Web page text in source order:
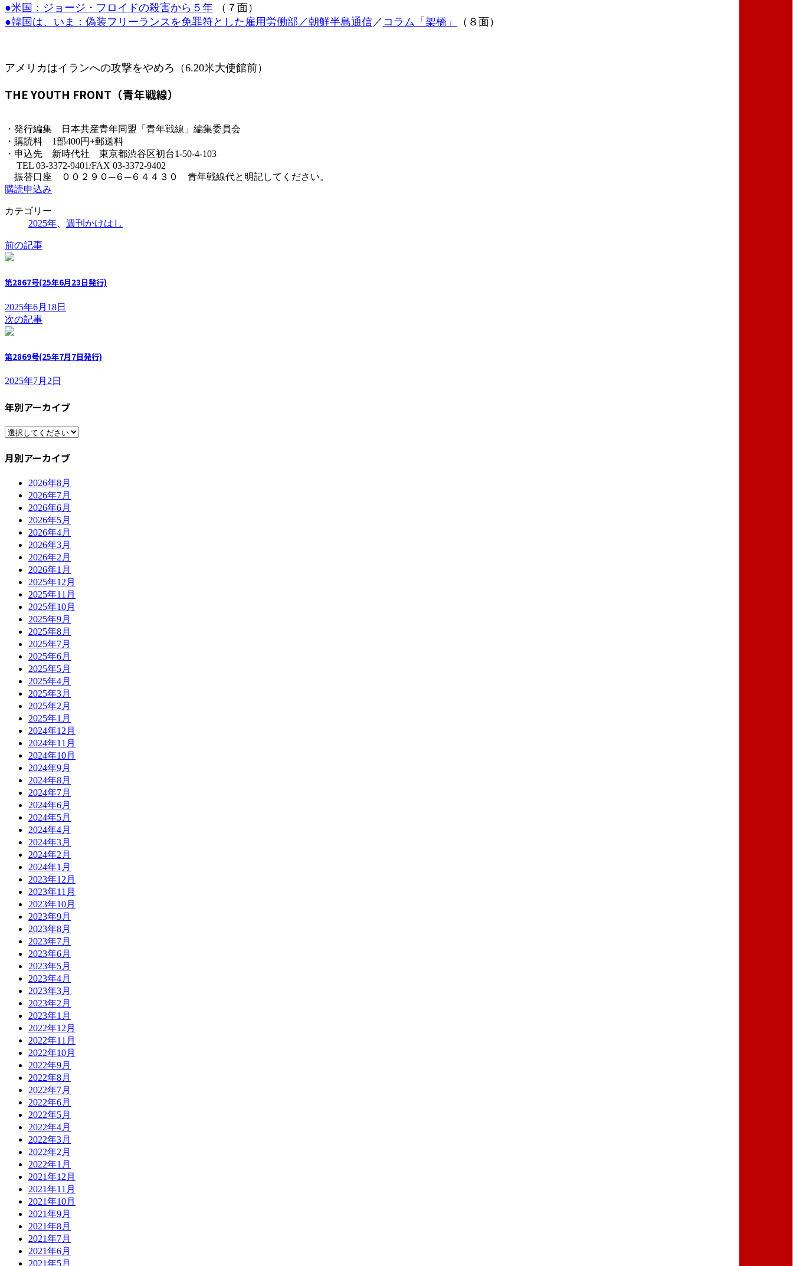
●米国：ジョージ・フロイドの殺害から５年 （７面）
●韓国は、いま：偽装フリーランスを免罪符とした雇用労働部／朝鮮半島通信 ／ コラム「架橋」 （８面）
アメリカはイランへの攻撃をやめろ（6.20米大使館前）
THE YOUTH FRONT（青年戦線）
・発行編集 日本共産青年同盟「青年戦線」編集委員会
・購読料 1部400円+郵送料
・申込先 新時代社 東京都渋谷区初台1-50-4-103
TEL 03-3372-9401/FAX 03-3372-9402
振替口座 ００２９０─６─６４４３０ 青年戦線代と明記してください。
購読申込み
カテゴリー
2025年
週刊かけはし
前の記事
第2867号(25年6月23日発行)
2025年6月18日
次の記事
第2869号(25年7月7日発行)
2025年7月2日
年別アーカイブ
月別アーカイブ
2026年8月
2026年7月
2026年6月
2026年5月
2026年4月
2026年3月
2026年2月
2026年1月
2025年12月
2025年11月
2025年10月
2025年9月
2025年8月
2025年7月
2025年6月
2025年5月
2025年4月
2025年3月
2025年2月
2025年1月
2024年12月
2024年11月
2024年10月
2024年9月
2024年8月
2024年7月
2024年6月
2024年5月
2024年4月
2024年3月
2024年2月
2024年1月
2023年12月
2023年11月
2023年10月
2023年9月
2023年8月
2023年7月
2023年6月
2023年5月
2023年4月
2023年3月
2023年2月
2023年1月
2022年12月
2022年11月
2022年10月
2022年9月
2022年8月
2022年7月
2022年6月
2022年5月
2022年4月
2022年3月
2022年2月
2022年1月
2021年12月
2021年11月
2021年10月
2021年9月
2021年8月
2021年7月
2021年6月
2021年5月